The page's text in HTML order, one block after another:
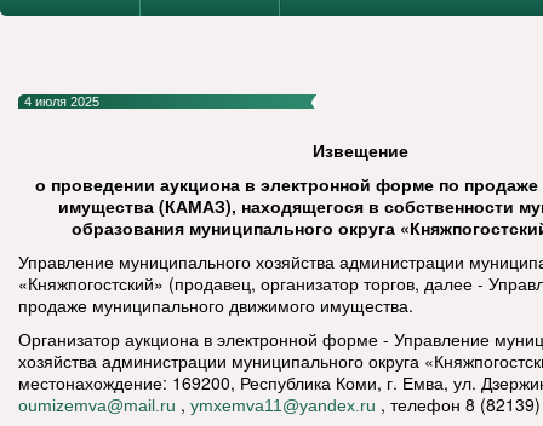
4 июля 2025
Извещение
о проведении аукциона в электронной форме по
имущества (КАМАЗ), находящегося в собственности
образования муниципального округа
Управление муниципального хозяйства администрации
«Княжпогостский» (продавец, организатор торгов, далее -
продаже муниципального движимого имущества.
Организатор аукциона в электронной форме - Управление
хозяйства администрации муниципального округа
местонахождение: 169200, Республика Коми, г. Емва, ул.
oumizemva@mail.ru , ymxemva11@yandex.ru , телефон 8